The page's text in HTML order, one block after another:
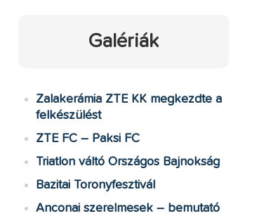
Galériák
Zalakerámia ZTE KK megkezdte a
felkészülést
ZTE FC – Paksi FC
Triatlon váltó Országos Bajnokság
Bazitai Toronyfesztivál
Anconai szerelmesek – bemutató